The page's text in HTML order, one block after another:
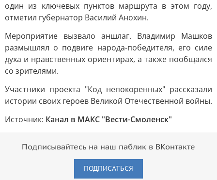
один из ключевых пунктов маршрута в этом году,
отметил губернатор Василий Анохин.
Мероприятие вызвало аншлаг. Владимир Машков
размышлял о подвиге народа-победителя, его силе
духа и нравственных ориентирах, а также пообщался
со зрителями.
Участники проекта "Код непокоренных" рассказали
истории своих героев Великой Отечественной войны.
Источник: Канал в МАКС "Вести-Смоленск"
Подписывайтесь на наш паблик в ВКонтакте
ПОДПИСАТЬСЯ